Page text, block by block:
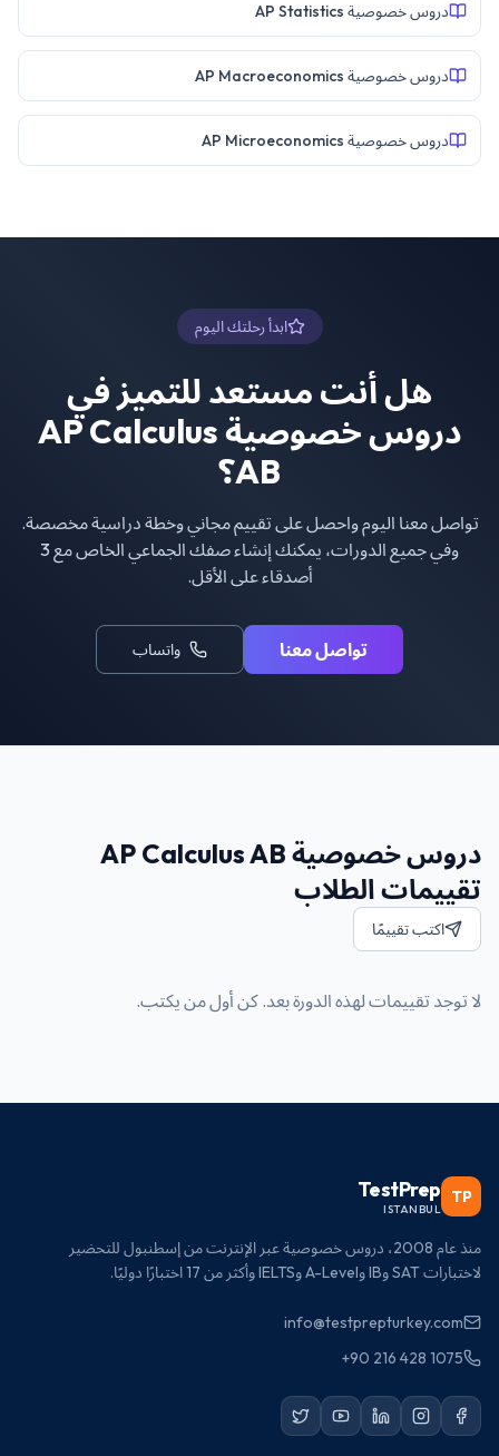
دروس خصوصية AP Statistics
دروس خصوصية AP Macroeconomics
دروس خصوصية AP Microeconomics
ابدأ رحلتك اليوم
هل أنت مستعد للتميز في
دروس خصوصية AP Calculus
AB؟
تواصل معنا اليوم واحصل على تقييم مجاني وخطة دراسية مخصصة.
وفي جميع الدورات، يمكنك إنشاء صفك الجماعي الخاص مع 3
أصدقاء على الأقل.
تواصل معنا واتساب
دروس خصوصية AP Calculus AB
تقييمات الطلاب
اكتب تقييمًا
لا توجد تقييمات لهذه الدورة بعد. كن أول من يكتب.
TP
TestPrep
ISTANBUL
منذ عام 2008، دروس خصوصية عبر الإنترنت من إسطنبول للتحضير
لاختبارات SAT وIB وA-Level وIELTS وأكثر من 17 اختبارًا دوليًا.
info@testprepturkey.com
+90 216 428 1075